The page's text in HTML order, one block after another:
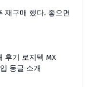
재구매 했다. 좋으면
후기 로지텍 MX
동글 소개